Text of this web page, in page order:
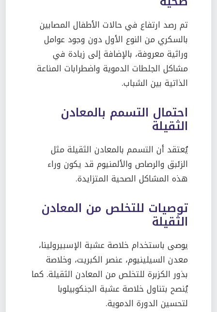
تم رصد ارتفاع في حالات الأطفال المصابين
بالسكري من النوع الأول دون وجود عوامل
وراثية معروفة، بالإضافة إلى زيادة في
مشاكل الجلطات الدموية واضطرابات المناعة
الذاتية بين الشباب.
احتمال التسمم بالمعادن
الثقيلة
يُعتقد أن التسمم بالمعادن الثقيلة مثل
الزئبق والرصاص والألمنيوم قد يكون وراء
هذه المشاكل الصحية المتزايدة.
توصيات للتخلص من المعادن
الثقيلة
يوصى باستخدام خلاصة عشبة الإسبيرولينا،
معدن السيلينيوم، عنصر الكبريت، وخلاصة
بذور الكزبرة للتخلص من المعادن الثقيلة. كما
يُنصح بتناول خلاصة عشبة الجنكوبيلوبا
لتحسين الدورة الدموية.